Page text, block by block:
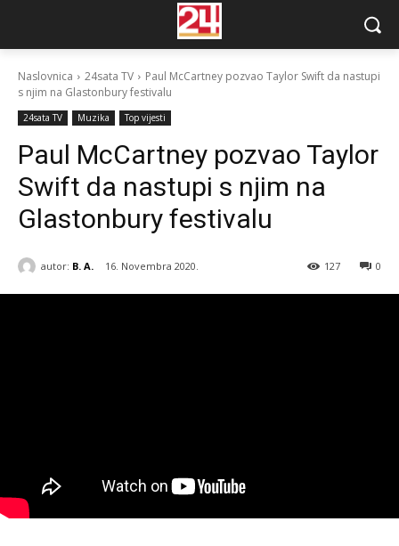
Naslovnica 24sata TV
Paul McCartney pozvao Taylor Swift da nastupi
s njim na Glastonbury festivalu
24sata TV Muzika Top vijesti
Paul McCartney pozvao Taylor
Swift da nastupi s njim na
Glastonbury festivalu
autor: B. A. 16. Novembra 2020. 0
127